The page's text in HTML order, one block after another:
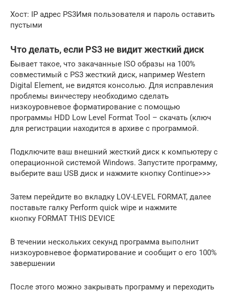
Хост: IP адрес PS3Имя пользователя и пароль оставить
пустыми
Что делать, если PS3 не видит жесткий диск
Бывает такое, что закачанные ISO образы на 100%
совместимый с PS3 жесткий диск, например Western
Digital Element, не видятся консолью. Для исправления
проблемы винчестеру необходимо сделать
низкоуровневое форматирование с помощью
программы HDD Low Level Format Tool – скачать (ключ
для регистрации находится в архиве с программой.
Подключите ваш внешний жесткий диск к компьютеру с
операционной системой Windows. Запустите программу,
выберите ваш USB диск и нажмите кнопку Continue>>>
Затем перейдите во вкладку LOV-LEVEL FORMAT, далее
поставьте галку Perform quick wipe и нажмите
кнопку FORMAT THIS DEVICE
В течении нескольких секунд программа выполнит
низкоуровневое форматирование и сообщит о его 100%
завершении
После этого можно закрывать программу и переходить